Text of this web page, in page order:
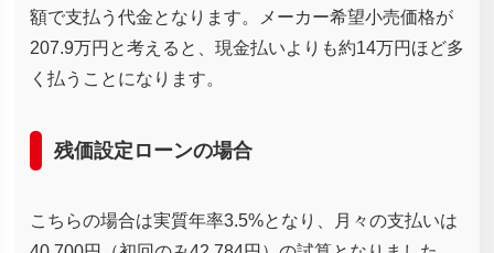
額で支払う代金となります。メーカー希望小売価格が
207.9万円と考えると、現金払いよりも約14万円ほど多
く払うことになります。
残価設定ローンの場合
こちらの場合は実質年率3.5%となり、月々の支払いは